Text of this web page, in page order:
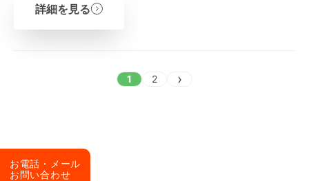
詳細を見る
1 2 ›
お電話・メール
お問い合わせ